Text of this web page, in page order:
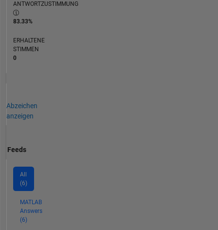
ANTWORTZUSTIMMUNG
83.33%
ERHALTENE
STIMMEN
0
Abzeichen
anzeigen
Feeds
All
(6)
MATLAB
Answers
(6)